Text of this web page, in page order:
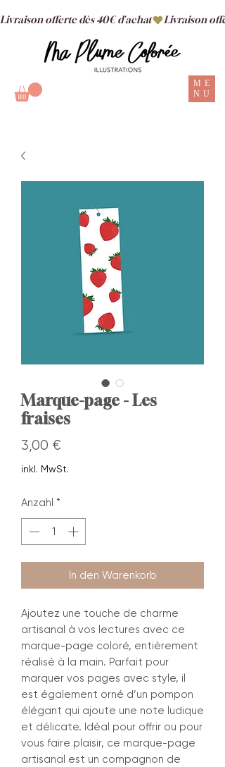
ME
NU
Livraison offerte dès 40€ d'achat
Marque-page - Les
fraises
3,00 €Preis
inkl. MwSt.
Anzahl *
In den Warenkorb
Ajoutez une touche de charme
artisanal à vos lectures avec ce
marque-page coloré, entièrement
réalisé à la main. Parfait pour
marquer vos pages avec style, il
est également orné d’un pompon
élégant qui ajoute une note ludique
et délicate. Idéal pour offrir ou pour
vous faire plaisir, ce marque-page
artisanal est un compagnon de